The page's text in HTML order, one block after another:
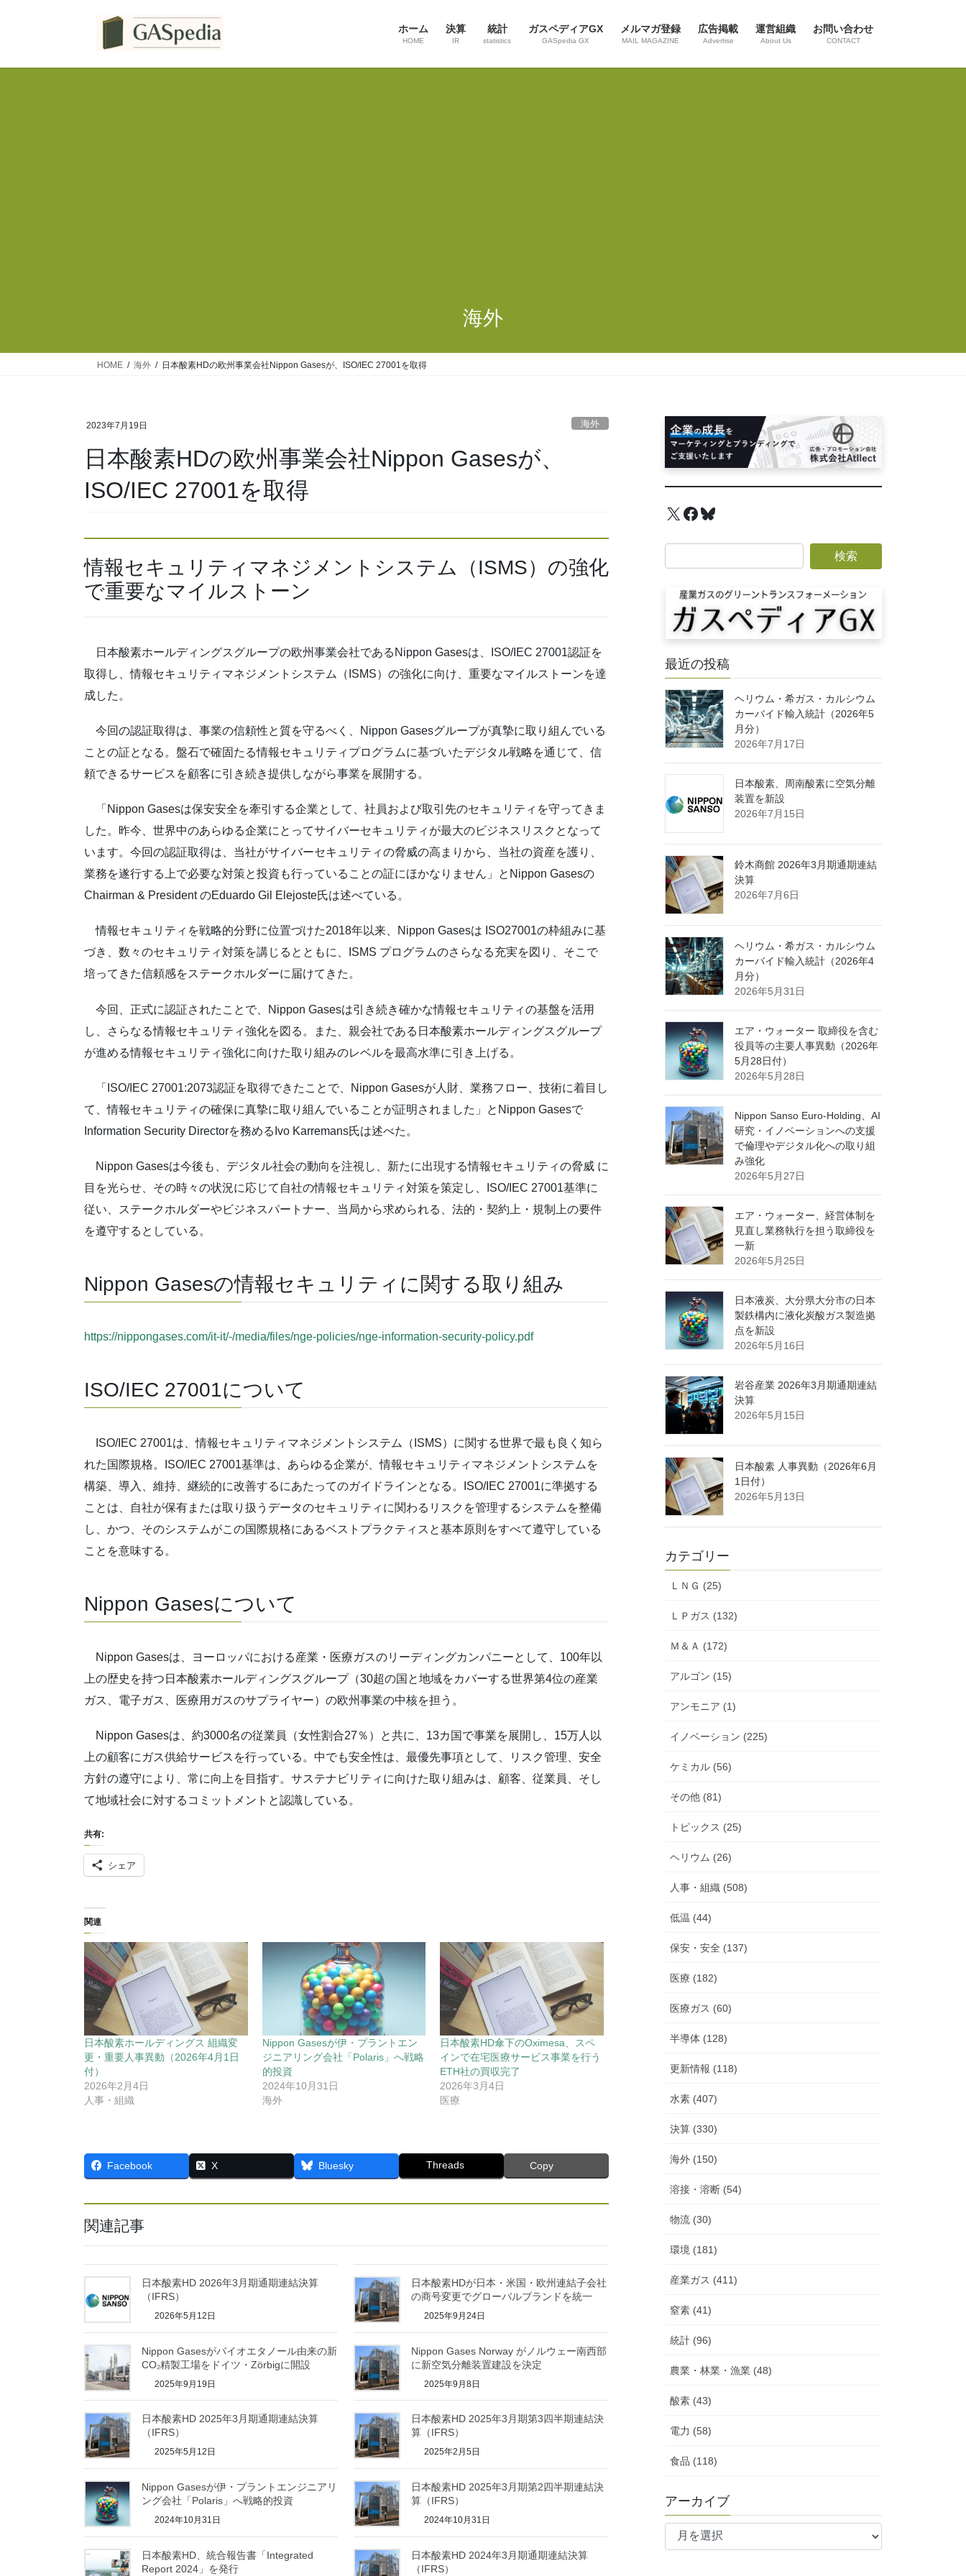
ホーム
HOME
決算
IR
統計
statistics
ガスペディアGX
GASpedia GX
メルマガ登録
MAIL MAGAZINE
広告掲載
Advertise
運営組織
About Us
お問い合わせ
CONTACT
海外
HOME 海外 日本酸素HDの欧州事業会社Nippon Gasesが、ISO/IEC 27001を取得
2023年7月19日 海外
日本酸素HDの欧州事業会社Nippon Gasesが、
ISO/IEC 27001を取得
情報セキュリティマネジメントシステム（ISMS）の強化
で重要なマイルストーン
日本酸素ホールディングスグループの欧州事業会社であるNippon Gasesは、ISO/IEC 27001認証を
取得し、情報セキュリティマネジメントシステム（ISMS）の強化に向け、重要なマイルストーンを達
成した。
今回の認証取得は、事業の信頼性と質を守るべく、Nippon Gasesグループが真摯に取り組んでいる
ことの証となる。盤石で確固たる情報セキュリティプログラムに基づいたデジタル戦略を通じて、信
頼できるサービスを顧客に引き続き提供しながら事業を展開する。
「Nippon Gasesは保安安全を牽引する企業として、社員および取引先のセキュリティを守ってきま
した。昨今、世界中のあらゆる企業にとってサイバーセキュリティが最大のビジネスリスクとなって
います。今回の認証取得は、当社がサイバーセキュリティの脅威の高まりから、当社の資産を護り、
業務を遂行する上で必要な対策と投資も行っていることの証にほかなりません」とNippon Gasesの
Chairman & President のEduardo Gil Elejoste氏は述べている。
情報セキュリティを戦略的分野に位置づけた2018年以来、Nippon Gasesは ISO27001の枠組みに基
づき、数々のセキュリティ対策を講じるとともに、ISMS プログラムのさらなる充実を図り、そこで
培ってきた信頼感をステークホルダーに届けてきた。
今回、正式に認証されたことで、Nippon Gasesは引き続き確かな情報セキュリティの基盤を活用
し、さらなる情報セキュリティ強化を図る。また、親会社である日本酸素ホールディングスグループ
が進める情報セキュリティ強化に向けた取り組みのレベルを最高水準に引き上げる。
「ISO/IEC 27001:2073認証を取得できたことで、Nippon Gasesが人財、業務フロー、技術に着目し
て、情報セキュリティの確保に真摯に取り組んでいることが証明されました」とNippon Gasesで
Information Security Directorを務めるIvo Karremans氏は述べた。
Nippon Gasesは今後も、デジタル社会の動向を注視し、新たに出現する情報セキュリティの脅威 に
目を光らせ、その時々の状況に応じて自社の情報セキュリティ対策を策定し、ISO/IEC 27001基準に
従い、ステークホルダーやビジネスパートナー、当局から求められる、法的・契約上・規制上の要件
を遵守するとしている。
Nippon Gasesの情報セキュリティに関する取り組み
https://nippongases.com/it-it/-/media/files/nge-policies/nge-information-security-policy.pdf
ISO/IEC 27001について
ISO/IEC 27001は、情報セキュリティマネジメントシステム（ISMS）に関する世界で最も良く知ら
れた国際規格。ISO/IEC 27001基準は、あらゆる企業が、情報セキュリティマネジメントシステムを
構築、導入、維持、継続的に改善するにあたってのガイドラインとなる。ISO/IEC 27001に準拠する
ことは、自社が保有または取り扱うデータのセキュリティに関わるリスクを管理するシステムを整備
し、かつ、そのシステムがこの国際規格にあるベストプラクティスと基本原則をすべて遵守している
ことを意味する。
Nippon Gasesについて
Nippon Gasesは、ヨーロッパにおける産業・医療ガスのリーディングカンパニーとして、100年以
上の歴史を持つ日本酸素ホールディングスグループ（30超の国と地域をカバーする世界第4位の産業
ガス、電子ガス、医療用ガスのサプライヤー）の欧州事業の中核を担う。
Nippon Gasesは、約3000名の従業員（女性割合27％）と共に、13カ国で事業を展開し、15万人以
上の顧客にガス供給サービスを行っている。中でも安全性は、最優先事項として、リスク管理、安全
方針の遵守により、常に向上を目指す。サステナビリティに向けた取り組みは、顧客、従業員、そし
て地域社会に対するコミットメントと認識している。
共有:
シェア
関連
日本酸素ホールディングス 組織変
更・重要人事異動（2026年4月1日
付）
2026年2月4日
人事・組織
Nippon Gasesが伊・プラントエン
ジニアリング会社「Polaris」へ戦略
的投資
2024年10月31日
海外
日本酸素HD傘下のOximesa、スペ
インで在宅医療サービス事業を行う
ETH社の買収完了
2026年3月4日
医療
Facebook X Bluesky Threads Copy
関連記事
日本酸素HD 2026年3月期通期連結決算
（IFRS）
2026年5月12日
日本酸素HDが日本・米国・欧州連結子会社
の商号変更でグローバルブランドを統一
2025年9月24日
Nippon Gasesがバイオエタノール由来の新
CO₂精製工場をドイツ・Zörbigに開設
2025年9月19日
Nippon Gases Norway がノルウェー南西部
に新空気分離装置建設を決定
2025年9月8日
日本酸素HD 2025年3月期通期連結決算
（IFRS）
2025年5月12日
日本酸素HD 2025年3月期第3四半期連結決
算（IFRS）
2025年2月5日
Nippon Gasesが伊・プラントエンジニアリ
ング会社「Polaris」へ戦略的投資
2024年10月31日
日本酸素HD 2025年3月期第2四半期連結決
算（IFRS）
2024年10月31日
日本酸素HD、統合報告書「Integrated
Report 2024」を発行
日本酸素HD 2024年3月期通期連結決算
（IFRS）
X Facebook
Bluesky
最近の投稿
ヘリウム・希ガス・カルシウム
カーバイド輸入統計（2026年5
月分）
2026年7月17日
日本酸素、周南酸素に空気分離
装置を新設
2026年7月15日
鈴木商館 2026年3月期通期連結
決算
2026年7月6日
ヘリウム・希ガス・カルシウム
カーバイド輸入統計（2026年4
月分）
2026年5月31日
エア・ウォーター 取締役を含む
役員等の主要人事異動（2026年
5月28日付）
2026年5月28日
Nippon Sanso Euro-Holding、AI
研究・イノベーションへの支援
で倫理やデジタル化への取り組
み強化
2026年5月27日
エア・ウォーター、経営体制を
見直し業務執行を担う取締役を
一新
2026年5月25日
日本液炭、大分県大分市の日本
製鉄構内に液化炭酸ガス製造拠
点を新設
2026年5月16日
岩谷産業 2026年3月期通期連結
決算
2026年5月15日
日本酸素 人事異動（2026年6月
1日付）
2026年5月13日
カテゴリー
ＬＮＧ (25)
ＬＰガス (132)
Ｍ＆Ａ (172)
アルゴン (15)
アンモニア (1)
イノベーション (225)
ケミカル (56)
その他 (81)
トピックス (25)
ヘリウム (26)
人事・組織 (508)
低温 (44)
保安・安全 (137)
医療 (182)
医療ガス (60)
半導体 (128)
更新情報 (118)
水素 (407)
決算 (330)
海外 (150)
溶接・溶断 (54)
物流 (30)
環境 (181)
産業ガス (411)
窒素 (41)
統計 (96)
農業・林業・漁業 (48)
酸素 (43)
電力 (58)
食品 (118)
アーカイブ
ア